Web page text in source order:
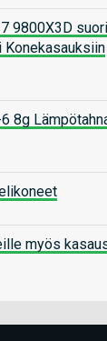
9800X3D
Konekasauksiin
8g
myös